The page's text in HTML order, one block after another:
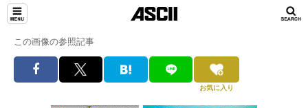
この画像の参照記事
お気に入り